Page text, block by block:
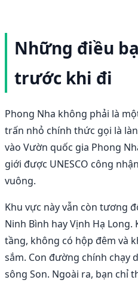
Những điều
trước khi đi
Phong Nha không phải là
trấn nhỏ chính thức gọi là
vào Vườn quốc gia Phong
giới được UNESCO công
vuông.
Khu vực này vẫn còn tương
Ninh Bình hay Vịnh Hạ Long.
tầng, không có hộp đêm và
sắm. Con đường chính chạy
sông Son. Ngoài ra, bạn chỉ